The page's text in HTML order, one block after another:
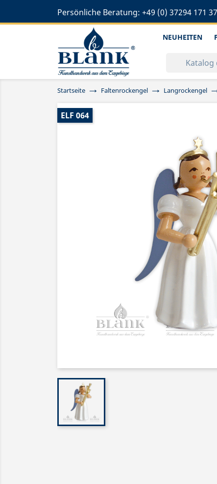
Persönliche Beratung: +49 (0) 37294 171 37
NEUHEITEN
Startseite Faltenrockengel Langrockengel
ELF 064